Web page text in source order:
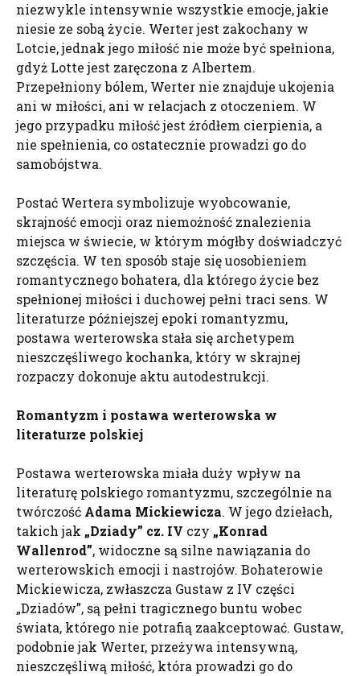
niezwykle intensywnie wszystkie emocje, jakie
niesie ze sobą życie. Werter jest zakochany w
Lotcie, jednak jego miłość nie może być spełniona,
gdyż Lotte jest zaręczona z Albertem.
Przepełniony bólem, Werter nie znajduje ukojenia
ani w miłości, ani w relacjach z otoczeniem. W
jego przypadku miłość jest źródłem cierpienia, a
nie spełnienia, co ostatecznie prowadzi go do
samobójstwa.
Postać Wertera symbolizuje wyobcowanie,
skrajność emocji oraz niemożność znalezienia
miejsca w świecie, w którym mógłby doświadczyć
szczęścia. W ten sposób staje się uosobieniem
romantycznego bohatera, dla którego życie bez
spełnionej miłości i duchowej pełni traci sens. W
literaturze późniejszej epoki romantyzmu,
postawa werterowska stała się archetypem
nieszczęśliwego kochanka, który w skrajnej
rozpaczy dokonuje aktu autodestrukcji.
Romantyzm i postawa werterowska w
literaturze polskiej
Postawa werterowska miała duży wpływ na
literaturę polskiego romantyzmu, szczególnie na
twórczość Adama Mickiewicza. W jego dziełach,
takich jak „Dziady” cz. IV czy „Konrad
Wallenrod”, widoczne są silne nawiązania do
werterowskich emocji i nastrojów. Bohaterowie
Mickiewicza, zwłaszcza Gustaw z IV części
„Dziadów”, są pełni tragicznego buntu wobec
świata, którego nie potrafią zaakceptować. Gustaw,
podobnie jak Werter, przeżywa intensywną,
nieszczęśliwą miłość, która prowadzi go do